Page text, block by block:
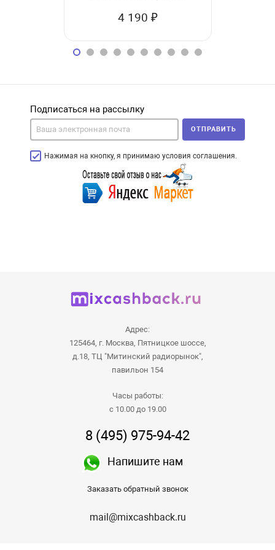
4 190 ₽
Подписаться на рассылку
Нажимая на кнопку, я принимаю условия соглашения.
ОТПРАВИТЬ
Адрес:
125464, г. Москва, Пятницкое шоссе,
д.18, ТЦ "Митинский радиорынок",
павильон 154
Часы работы:
с 10.00 до 19.00
8 (495) 975-94-42
Напишите нам
Заказать обратный звонок
mail@mixcashback.ru